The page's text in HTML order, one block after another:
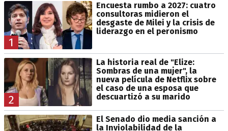
1
Encuesta rumbo a 2027: cuatro
consultoras midieron el
desgaste de Milei y la crisis de
liderazgo en el peronismo
2
La historia real de "Elize:
Sombras de una mujer", la
nueva película de Netflix sobre
el caso de una esposa que
descuartizó a su marido
El Senado dio media sanción a
la Inviolabilidad de la